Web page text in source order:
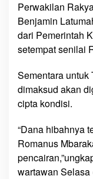
Perwakilan
Benjamin
dari Pemerintah
setempat senilai
Sementara
dimaksud akan
cipta kondisi.
“Dana hibahnya
Romanus
wartawan Selasa